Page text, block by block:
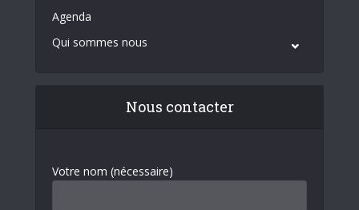
Agenda
Qui sommes nous
Nous contacter
Votre nom (nécessaire)